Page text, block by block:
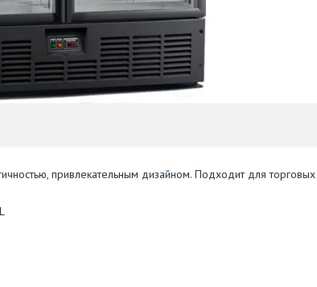
привлекательным дизайном. Подходит для торговых